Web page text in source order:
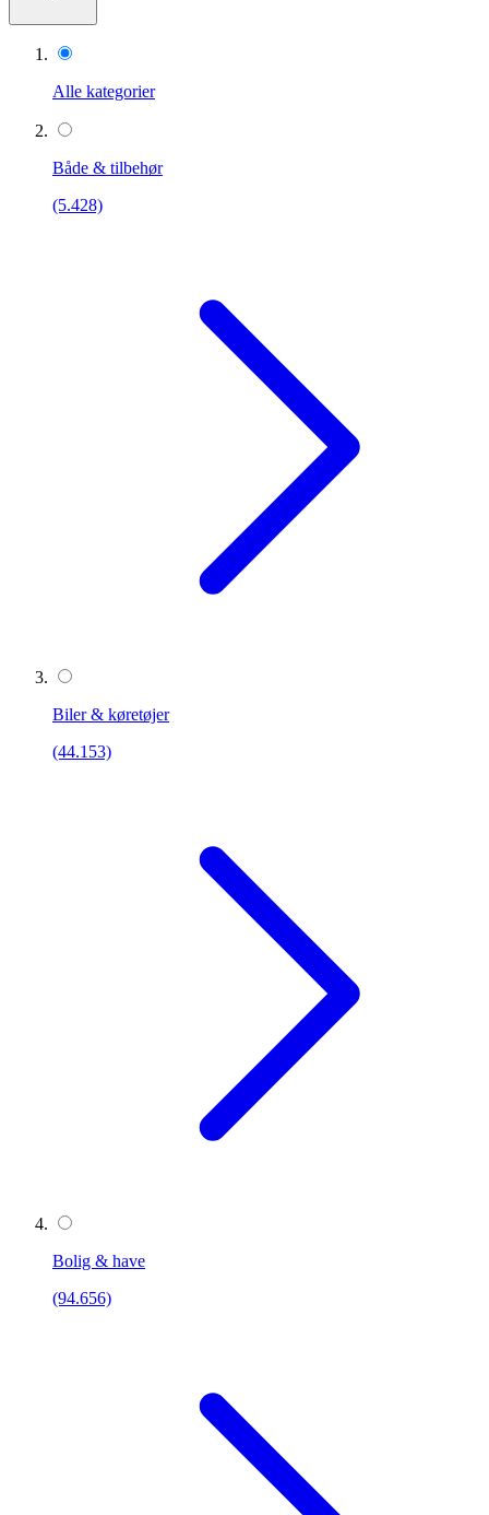
Alle kategorier
Både & tilbehør
(5.428)
Biler & køretøjer
(44.153)
Bolig & have
(94.656)